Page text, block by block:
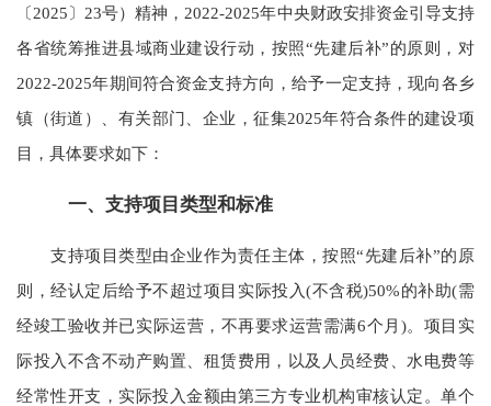
〔2025〕23号）精神，2022-2025年中央财政安排资金引导支持
各省统筹推进县域商业建设行动，按照“先建后补”的原则，对
2022-2025年期间符合资金支持方向，给予一定支持，现向各乡
镇（街道）、有关部门、企业，征集2025年符合条件的建设项
目，具体要求如下：
一、支持项目类型和标准
支持项目类型由企业作为责任主体，按照“先建后补”的原
则，经认定后给予不超过项目实际投入(不含税)50%的补助(需
经竣工验收并已实际运营，不再要求运营需满6个月)。项目实
际投入不含不动产购置、租赁费用，以及人员经费、水电费等
经常性开支，实际投入金额由第三方专业机构审核认定。单个